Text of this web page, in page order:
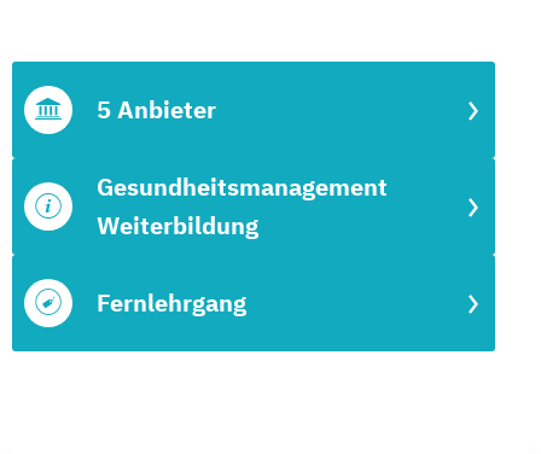
Fernlehrgang
Gesundheitsmanagement
Weiterbildung
5 Anbieter